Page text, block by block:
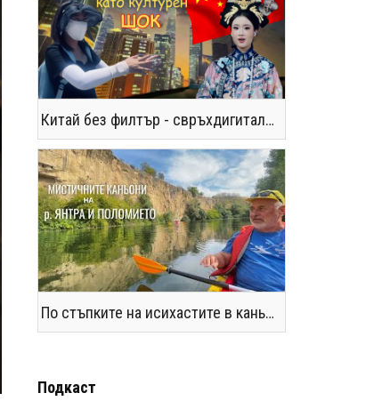
Китай без филтър - свръхдигитален, магнетичен, парадоксален
По стъпките на исихастите в каньоните на р. Янтра и Поломието
Подкаст